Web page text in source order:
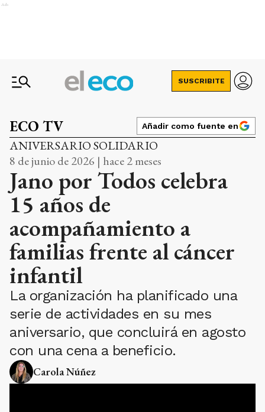
Ads
SUSCRIBITE
ECO TV Añadir como fuente en
ANIVERSARIO SOLIDARIO
8 de junio de 2026 | hace 2 meses
Jano por Todos celebra
15 años de
acompañamiento a
familias frente al cáncer
infantil
La organización ha planificado una
serie de actividades en su mes
aniversario, que concluirá en agosto
con una cena a beneficio.
Carola Núñez